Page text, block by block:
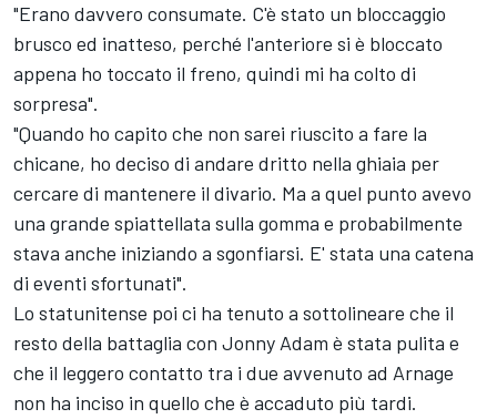
"Erano davvero consumate. C'è stato un bloccaggio
brusco ed inatteso, perché l'anteriore si è bloccato
appena ho toccato il freno, quindi mi ha colto di
sorpresa".
"Quando ho capito che non sarei riuscito a fare la
chicane, ho deciso di andare dritto nella ghiaia per
cercare di mantenere il divario. Ma a quel punto avevo
una grande spiattellata sulla gomma e probabilmente
stava anche iniziando a sgonfiarsi. E' stata una catena
di eventi sfortunati".
Lo statunitense poi ci ha tenuto a sottolineare che il
resto della battaglia con Jonny Adam è stata pulita e
che il leggero contatto tra i due avvenuto ad Arnage
non ha inciso in quello che è accaduto più tardi.